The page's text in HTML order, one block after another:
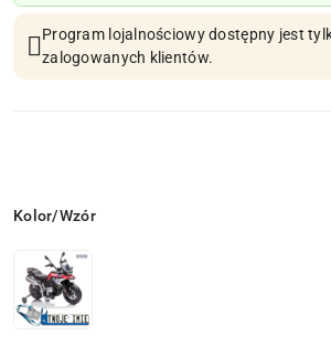
Program lojalnościowy dostępny jest
zalogowanych klientów.
Wariant
Kolor/Wzór